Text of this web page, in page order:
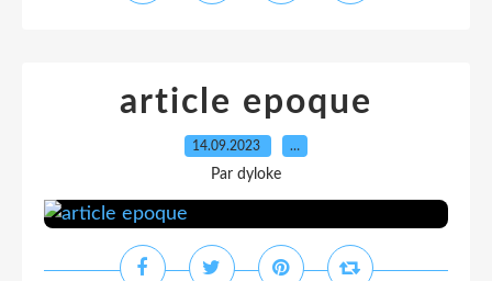
article epoque
14.09.2023 …
Par dyloke